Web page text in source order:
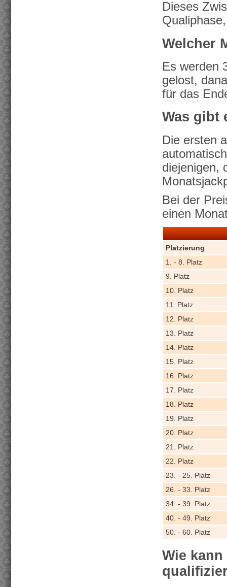
Dieses
Welcher
Es werden
gelost,
für das
Was gibt
Die ersten
diejenigen,
Bei der
einen
Platzierung
1. - 8. Platz
9. Platz
10. Platz
11. Platz
12. Platz
13. Platz
14. Platz
15. Platz
16. Platz
17. Platz
18. Platz
19. Platz
20. Platz
21. Platz
22. Platz
23. - 25. Platz
26. - 33. Platz
34. - 39. Platz
40. - 49. Platz
50. - 60. Platz
Wie